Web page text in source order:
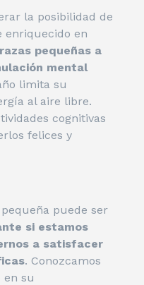
la posibilidad de
enriquecido en
pequeñas a
mental
limita su
al aire libre.
cognitivas
felices y
puede ser
si estamos
a satisfacer
. Conozcamos
en su